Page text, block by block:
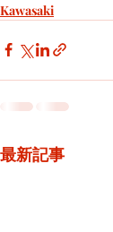
Kawasaki
最新記事